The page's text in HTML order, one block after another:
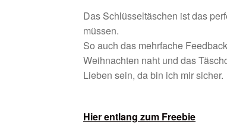
Das Schlüsseltäschen ist das
müssen.
So auch das mehrfache
Weihnachten naht und das
Lieben sein, da bin ich mir sicher.
Hier entlang zum Freebie